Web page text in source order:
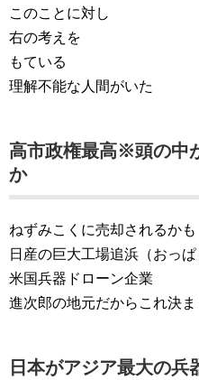
このことに対し
右の考えを
もている
理解不能な人間がいた
高市政権最高※頭の中
か
ねずみこくに売却されるかも
日産の巨大工場追浜（おっ
米国兵器ドローン企業
進次郎の地元だからこれ決ま
日本がアジア最大の兵